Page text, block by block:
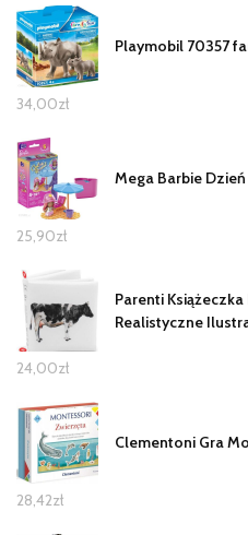
Playmobil 70357
34,00zł
Mega Barbie
25,90zł
Parenti
Realistyczne
24,00zł
Clementoni Gra
28,42zł